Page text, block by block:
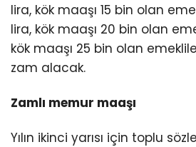
lira, kök maaşı 15 bin olan
lira, kök maaşı 20 bin olan
kök maaşı 25 bin olan
zam alacak.
Zamlı memur maaşı
Yılın ikinci yarısı için toplu